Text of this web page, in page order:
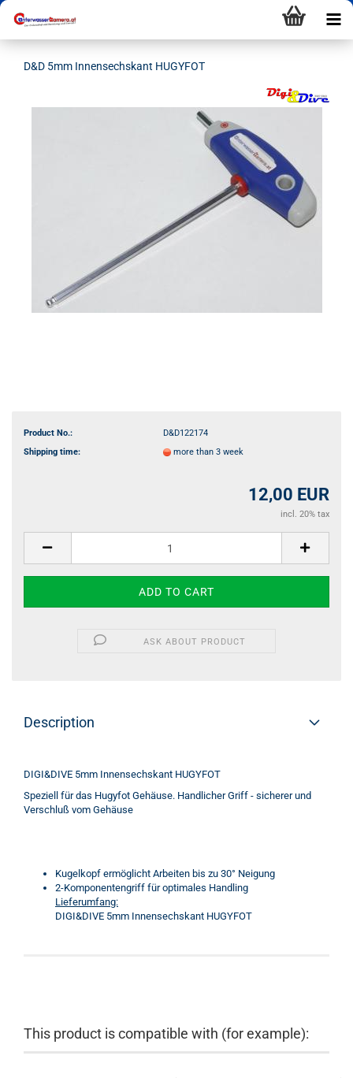
D&D 5mm Innensechskant HUGYFOT
Product No.:
D&D122174
Shipping time:
more than 3 week
12,00 EUR
incl. 20% tax
ASK ABOUT PRODUCT
Description
DIGI&DIVE 5mm Innensechskant HUGYFOT
Speziell für das Hugyfot Gehäuse. Handlicher Griff - sicherer und
Verschluß vom Gehäuse
Kugelkopf ermöglicht Arbeiten bis zu 30° Neigung
2-Komponentengriff für optimales Handling
Lieferumfang:
DIGI&DIVE 5mm Innensechskant HUGYFOT
This product is compatible with (for example):